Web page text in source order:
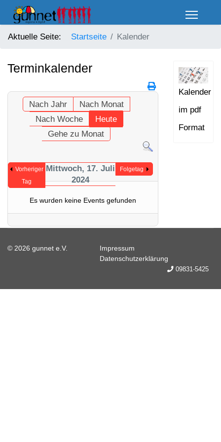
Aktuelle Seite: Startseite Kalender
Terminkalender
Nach Jahr
Nach Monat
Nach Woche
Heute
Gehe zu Monat
Vorheriger
Tag
Mittwoch, 17. Juli
2024
Folgetag
Es wurden keine Events gefunden
Kalender
im pdf
Format
© 2026 gunnet e.V.
Impressum
Datenschutzerklärung
09831-5425